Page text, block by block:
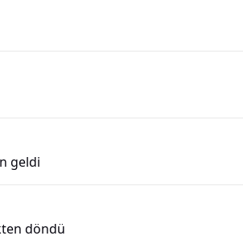
geldi
döndü